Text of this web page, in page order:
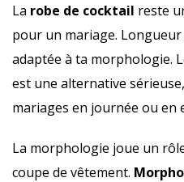
La robe de cocktail reste
pour un mariage.
adaptée à ta morphologie.
est une alternative
mariages en journée ou en
La morphologie joue un
coupe de vêtement.